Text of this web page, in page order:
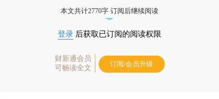
本文共计2770字 订阅后继续阅读
登录 后获取已订阅的阅读权限
财新通会员
可畅读全文
订阅/会员升级